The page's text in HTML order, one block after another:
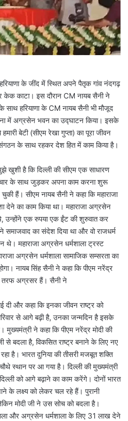
के जींद में स्थित अपने पैतृक गांव नंदगढ़
केक काटा। इस दौरान CM नायब सैनी ने
साथ हरियाणा के CM नायब सैनी भी मौजूद
में अग्रसेन भवन का उद्घाटन किया। इसके
बेटी (सीएम रेखा गुप्ता) का पूरा जीवन
संगठन के साथ रहकर देश हित में काम किया है।
खुशी है कि दिल्ली की सीएम एक साधारण
के साथ जुड़कर अपना काम करना शुरू
हैं। सीएम नायब सैनी ने कहा कि महाराजा
का काम किया था। महाराजा अग्रसेन
उन्होंने एक रुपया एक ईंट की शुरुवात कर
समाजवाद का संदेश दिया था और वो राजधर्म
थे। महाराजा अग्रसेन धर्मशाला ट्रस्ट
अग्रसेन धर्मशाला सामाजिक सम्सरता का
नायब सिंह सैनी ने कहा कि पीएम नरेंद्र
तरफ अग्रसर हैं। सैनी ने
दी और कहा कि इनका जीवन राष्ट्र को
से आगे बढ़ी है, उनका जन्मदिन है इसके
ने कहा कि पीएम नरेंद्र मोदी की
से बदला है, विकसित राष्ट्र बनाने के लिए नए
है। भारत दुनिया की तीसरी मजबूत शक्ति
स्थान पर आ गया है। दिल्ली की मुख्यमंत्री
को आगे बढ़ाने का काम करेंगे। दोनों भारत
के लक्ष्य को लेकर चल रहे हैं। पुरानी
मोदी जी ने उस सोच को बदला है।
और अग्रसेन धर्मशाला के लिए 31 लाख देने